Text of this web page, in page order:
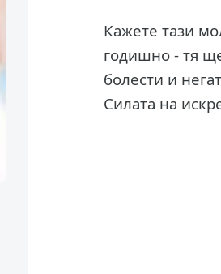
Кажете тази
годишно - тя
болести и
Силата на